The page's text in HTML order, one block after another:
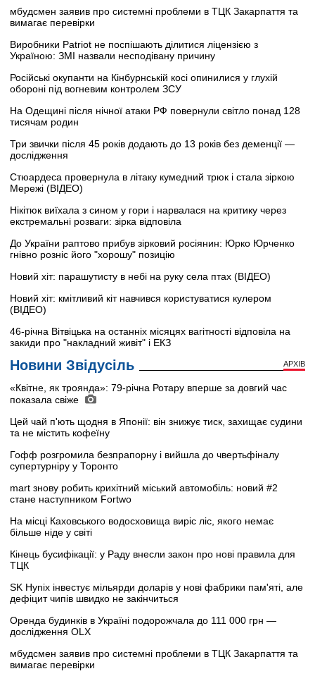
мбудсмен заявив про системні проблеми в ТЦК Закарпаття та
вимагає перевірки
Виробники Patriot не поспішають ділитися ліцензією з
Україною: ЗМІ назвали несподівану причину
Російські окупанти на Кінбурнській косі опинилися у глухій
обороні під вогневим контролем ЗСУ
На Одещині після нічної атаки РФ повернули світло понад 128
тисячам родин
Три звички після 45 років додають до 13 років без деменції —
дослідження
Стюардеса провернула в літаку кумедний трюк і стала зіркою
Мережі (ВІДЕО)
Нікітюк виїхала з сином у гори і нарвалася на критику через
екстремальні розваги: зірка відповіла
До України раптово прибув зірковий росіянин: Юрко Юрченко
гнівно розніс його "хорошу" позицію
Новий хіт: парашутисту в небі на руку села птах (ВІДЕО)
Новий хіт: кмітливий кіт навчився користуватися кулером
(ВІДЕО)
46-річна Вітвіцька на останніх місяцях вагітності відповіла на
закиди про "накладний живіт" і ЕКЗ
Новини Звідусіль АРХІВ
«Квітне, як троянда»: 79-річна Ротару вперше за довгий час
показала свіже
Цей чай п'ють щодня в Японії: він знижує тиск, захищає судини
та не містить кофеїну
Гофф розгромила безпрапорну і вийшла до чвертьфіналу
супертурніру у Торонто
mart знову робить крихітний міський автомобіль: новий #2
стане наступником Fortwo
На місці Каховського водосховища виріс ліс, якого немає
більше ніде у світі
Кінець бусифікації: у Раду внесли закон про нові правила для
ТЦК
SK Hynix інвестує мільярди доларів у нові фабрики пам'яті, але
дефіцит чипів швидко не закінчиться
Оренда будинків в Україні подорожчала до 111 000 грн —
дослідження OLX
мбудсмен заявив про системні проблеми в ТЦК Закарпаття та
вимагає перевірки